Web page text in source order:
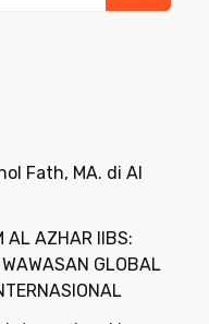
Fath, MA. di Al
AL AZHAR IIBS:
GLOBAL